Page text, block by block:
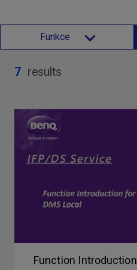
Funkce
7 results
Function